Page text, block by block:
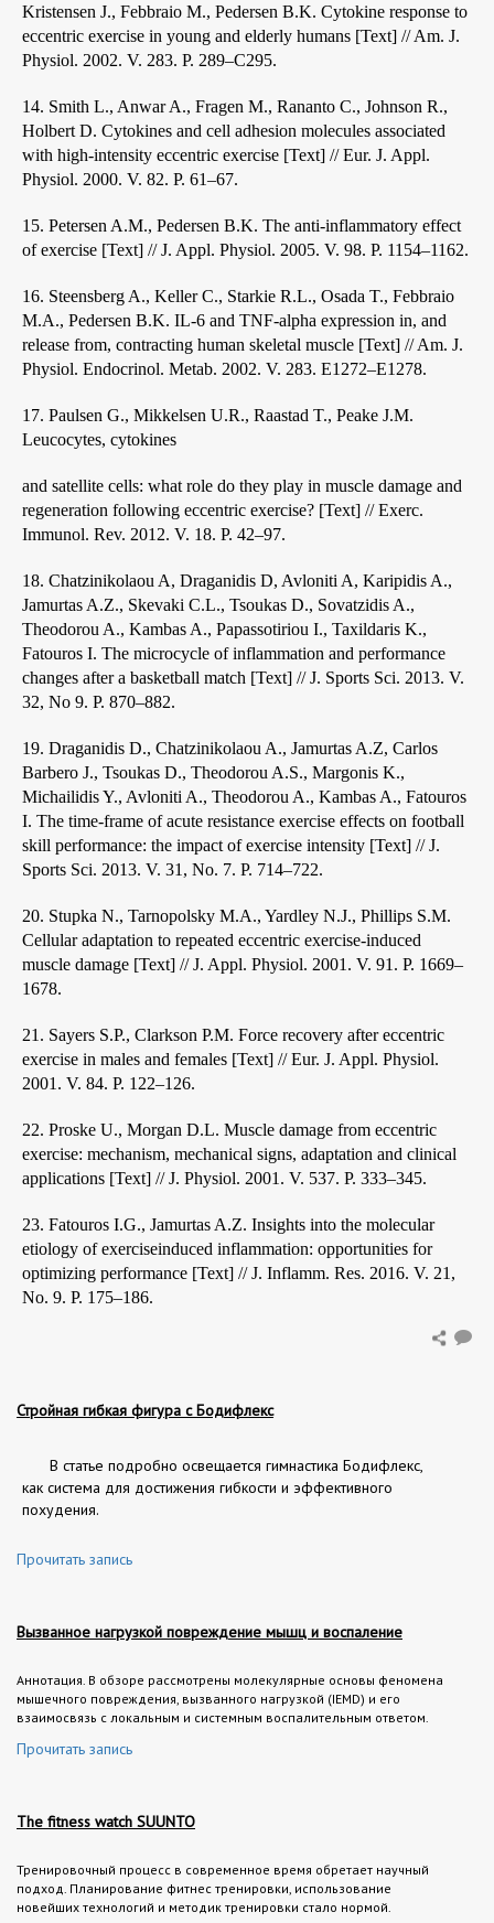
Kristensen J., Febbraio M., Pedersen B.K. Cytokine response to
eccentric exercise in young and elderly humans [Text] // Am. J.
Physiol. 2002. V. 283. P. 289–C295.
14. Smith L., Anwar A., Fragen M., Rananto C., Johnson R.,
Holbert D. Cytokines and cell adhesion molecules associated
with high-intensity eccentric exercise [Text] // Eur. J. Appl.
Physiol. 2000. V. 82. P. 61–67.
15. Petersen A.M., Pedersen B.K. The anti-inflammatory effect
of exercise [Text] // J. Appl. Physiol. 2005. V. 98. P. 1154–1162.
16. Steensberg A., Keller C., Starkie R.L., Osada T., Febbraio
M.A., Pedersen B.K. IL-6 and TNF-alpha expression in, and
release from, contracting human skeletal muscle [Text] // Am. J.
Physiol. Endocrinol. Metab. 2002. V. 283. E1272–E1278.
17. Paulsen G., Mikkelsen U.R., Raastad T., Peake J.M.
Leucocytes, cytokines
and satellite cells: what role do they play in muscle damage and
regeneration following eccentric exercise? [Text] // Exerc.
Immunol. Rev. 2012. V. 18. P. 42–97.
18. Chatzinikolaou A, Draganidis D, Avloniti A, Karipidis A.,
Jamurtas A.Z., Skevaki C.L., Tsoukas D., Sovatzidis A.,
Theodorou A., Kambas A., Papassotiriou I., Taxildaris K.,
Fatouros I. The microcycle of inflammation and performance
changes after a basketball match [Text] // J. Sports Sci. 2013. V.
32, No 9. P. 870–882.
19. Draganidis D., Chatzinikolaou A., Jamurtas A.Z, Carlos
Barbero J., Tsoukas D., Theodorou A.S., Margonis K.,
Michailidis Y., Avloniti A., Theodorou A., Kambas A., Fatouros
I. The time-frame of acute resistance exercise effects on football
skill performance: the impact of exercise intensity [Text] // J.
Sports Sci. 2013. V. 31, No. 7. P. 714–722.
20. Stupka N., Tarnopolsky M.A., Yardley N.J., Phillips S.M.
Cellular adaptation to repeated eccentric exercise-induced
muscle damage [Text] // J. Appl. Physiol. 2001. V. 91. P. 1669–
1678.
21. Sayers S.P., Clarkson P.M. Force recovery after eccentric
exercise in males and females [Text] // Eur. J. Appl. Physiol.
2001. V. 84. P. 122–126.
22. Proske U., Morgan D.L. Muscle damage from eccentric
exercise: mechanism, mechanical signs, adaptation and clinical
applications [Text] // J. Physiol. 2001. V. 537. P. 333–345.
23. Fatouros I.G., Jamurtas A.Z. Insights into the molecular
etiology of exerciseinduced inflammation: opportunities for
optimizing performance [Text] // J. Inflamm. Res. 2016. V. 21,
No. 9. P. 175–186.
Стройная гибкая фигура с Бодифлекс
В статье подробно освещается гимнастика Бодифлекс,
как система для достижения гибкости и эффективного
похудения.
Прочитать запись
Вызванное нагрузкой повреждение мышц и воспаление
Аннотация. В обзоре рассмотрены молекулярные основы феномена
мышечного повреждения, вызванного нагрузкой (IEMD) и его
взаимосвязь с локальным и системным воспалительным ответом.
Прочитать запись
The fitness watch SUUNTO
Тренировочный процесс в современное время обретает научный
подход. Планирование фитнес тренировки, использование
новейших технологий и методик тренировки стало нормой.